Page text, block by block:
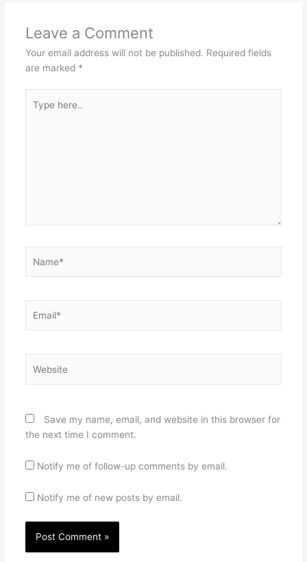
Leave a Comment
Your email address will not be published. Required fields
are marked *
here..
Save my name, email, and website in this browser for
the next time I comment.
Notify me of follow-up comments by email.
Notify me of new posts by email.